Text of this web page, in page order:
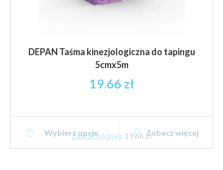
DEPAN Taśma kinezjologiczna do tapingu
5cmx5m
19.66 zł
Zapłać później: 19,66 zł
Wybierz opcje
produkt
ma
Zobacz więcej